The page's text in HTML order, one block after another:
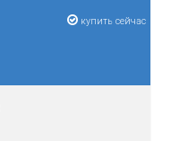
купить сейчас